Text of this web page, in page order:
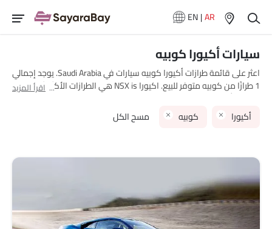
EN|AR
سيارات أكيورا كوبيه
اعثر على قائمة طرازات أكيورا كوبيه سيارات في Saudi Arabia. يوجد إجمالي
1 طرازًا من كوبيه متوفر للبيع. اكيورا NSX is هي الطرازات الأكثر شهرة بين
المطلوبة من القائمة أدناه لمعرفة قائمة الأسعار الكاملة في مدينتك،
العروض، الفئات، المواصفات، الصور، استهلاك الوقود والمراجعات.
اقرأ المزيد
أكيورا كوبيه مسح الكل